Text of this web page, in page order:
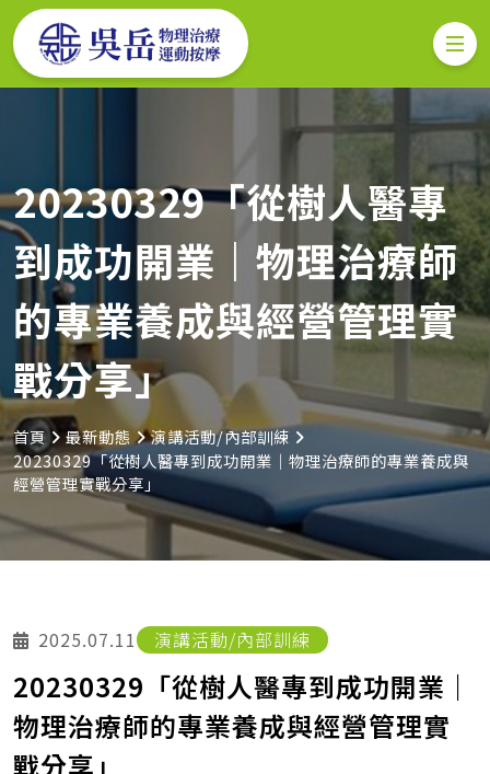
20230329「從樹人醫專
到成功開業｜物理治療師
的專業養成與經營管理實
戰分享」
首頁 最新動態
演講活動/內部訓練
20230329「從樹人醫專到成功開業｜物理治療師的專業養成與
經營管理實戰分享」
2025.07.11 演講活動/內部訓練
20230329「從樹人醫專到成功開業｜
物理治療師的專業養成與經營管理實
戰分享」